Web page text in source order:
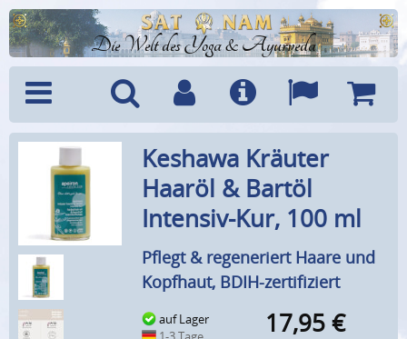
Die Welt des Yoga & Ayurveda
Menü SucheBenutzerkonto
Info Sprachen
Keshawa Kräuter
Haaröl & Bartöl
Intensiv-Kur, 100 ml
Pflegt & regeneriert Haare und
Kopfhaut, BDIH-zertifiziert
auf Lager
17,95 €